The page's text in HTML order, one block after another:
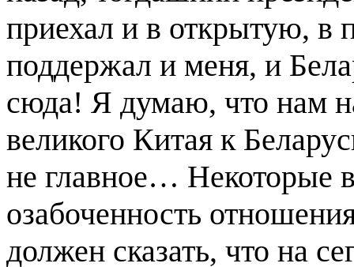
приехал и в открытую, в
поддержал и меня, и
сюда! Я думаю, что нам
великого Китая к
не главное… Некоторые
озабоченность
должен сказать, что на